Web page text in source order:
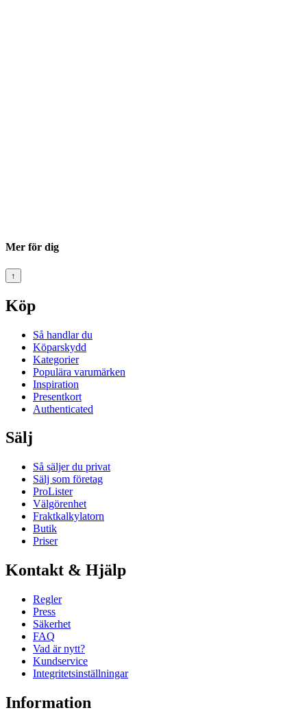
Mer för dig
↑
Köp
Så handlar du
Köparskydd
Kategorier
Populära varumärken
Inspiration
Presentkort
Authenticated
Sälj
Så säljer du privat
Sälj som företag
ProLister
Välgörenhet
Fraktkalkylatorn
Butik
Priser
Kontakt & Hjälp
Regler
Press
Säkerhet
FAQ
Vad är nytt?
Kundservice
Integritetsinställningar
Information